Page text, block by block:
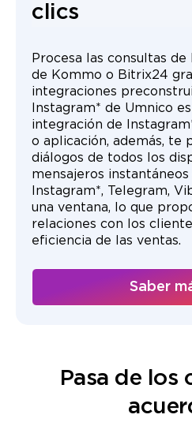
clics
Procesa las consultas
de Kommo o Bitrix24
integraciones
Instagram* de Umnico
integración de
o aplicación, además, te
diálogos de todos los
mensajeros
Instagram*, Telegram,
una ventana, lo que
relaciones con los
eficiencia de las ventas.
Saber
Pasa de los